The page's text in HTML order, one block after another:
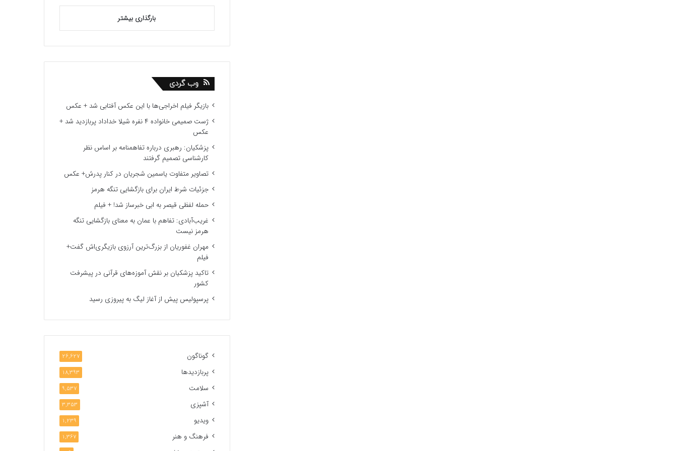
بارگذاری بیشتر
وب گردی
بازیگر فیلم اخراجی‌ها با این عکس آفتابی شد + عکس
ژست صمیمی خانواده ۴ نفره شیلا خداداد پربازدید شد +
عکس
پزشکیان: رهبری درباره تفاهمنامه بر اساس نظر
کارشناسی تصمیم گرفتند
تصاویر متفاوت یاسمین شجریان در کنار پدرش+ عکس
جزئیات شرط ایران برای بازگشایی تنگه هرمز
حمله لفظی قیصر به ابی خبرساز شد! + فیلم
غریب‌آبادی: تفاهم با عمان به معنای بازگشایی تنگه
هرمز نیست
مهران غفوریان از بزرگ‌ترین آرزوی بازیگری‌اش گفت+
فیلم
تاکید پزشکیان بر نقش آموزه‌های قرآنی در پیشرفت
کشور
پرسپولیس پیش از آغاز لیگ به پیروزی رسید
گوناگون 26,627
پربازدیدها 18,393
سلامت 9,537
آشپزی 3,353
ویدیو 1,239
فرهنگ و هنر 1,367